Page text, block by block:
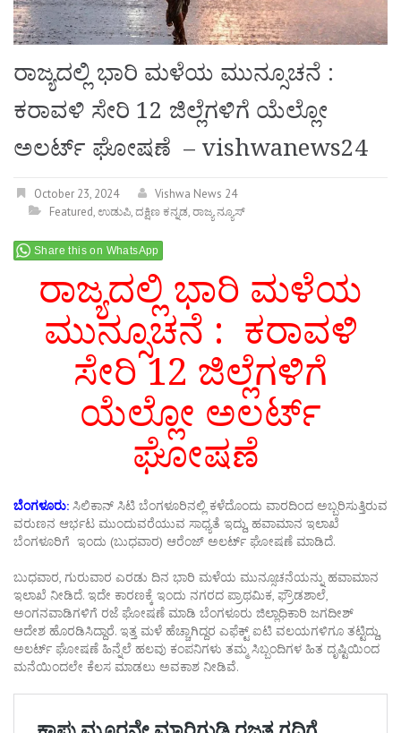
ರಾಜ್ಯದಲ್ಲಿ ಭಾರಿ ಮಳೆಯ ಮುನ್ಸೂಚನೆ :
ಕರಾವಳಿ ಸೇರಿ 12 ಜಿಲ್ಲೆಗಳಿಗೆ ಯೆಲ್ಲೋ
ಅಲರ್ಟ್ ಘೋಷಣೆ – vishwanews24
October 23, 2024
Vishwa News 24
Featured,ಉಡುಪಿ,ದಕ್ಷಿಣ ಕನ್ನಡ,ರಾಜ್ಯ ನ್ಯೂಸ್
Share this on WhatsApp
ರಾಜ್ಯದಲ್ಲಿ ಭಾರಿ ಮಳೆಯ
ಮುನ್ಸೂಚನೆ : ಕರಾವಳಿ
ಸೇರಿ 12 ಜಿಲ್ಲೆಗಳಿಗೆ
ಯೆಲ್ಲೋ ಅಲರ್ಟ್
ಘೋಷಣೆ
ಬೆಂಗಳೂರು: ಸಿಲಿಕಾನ್ ಸಿಟಿ ಬೆಂಗಳೂರಿನಲ್ಲಿ ಕಳೆದೊಂದು ವಾರದಿಂದ ಅಬ್ಬರಿಸುತ್ತಿರುವ
ವರುಣನ ಆರ್ಭಟ ಮುಂದುವರೆಯುವ ಸಾಧ್ಯತೆ ಇದ್ದು, ಹವಾಮಾನ ಇಲಾಖೆ
ಬೆಂಗಳೂರಿಗೆ ಇಂದು (ಬುಧವಾರ) ಆರೆಂಜ್ ಅಲರ್ಟ್ ಘೋಷಣೆ ಮಾಡಿದೆ.
ಬುಧವಾರ, ಗುರುವಾರ ಎರಡು ದಿನ ಭಾರಿ ಮಳೆಯ ಮುನ್ಸೂಚನೆಯನ್ನು ಹವಾಮಾನ
ಇಲಾಖೆ ನೀಡಿದೆ. ಇದೇ ಕಾರಣಕ್ಕೆ ಇಂದು ನಗರದ ಪ್ರಾಥಮಿಕ, ಫ್ರೌಡಶಾಲೆ,
ಅಂಗನವಾಡಿಗಳಿಗೆ ರಜೆ ಘೋಷಣೆ ಮಾಡಿ ಬೆಂಗಳೂರು ಜಿಲ್ಲಾಧಿಕಾರಿ ಜಗದೀಶ್
ಆದೇಶ ಹೊರಡಿಸಿದ್ದಾರೆ. ಇತ್ತ ಮಳೆ ಹೆಚ್ಚಾಗಿದ್ದರ ಎಫೆಕ್ಟ್ ಐಟಿ ವಲಯಗಳಿಗೂ ತಟ್ಟಿದ್ದು,
ಅಲರ್ಟ್ ಘೋಷಣೆ ಹಿನ್ನೆಲೆ ಹಲವು ಕಂಪನಿಗಳು ತಮ್ಮ ಸಿಬ್ಬಂದಿಗಳ ಹಿತ ದೃಷ್ಟಿಯಿಂದ
ಮನೆಯಿಂದಲೇ ಕೆಲಸ ಮಾಡಲು ಅವಕಾಶ ನೀಡಿವೆ.